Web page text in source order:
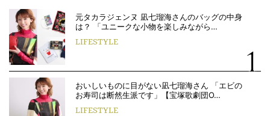
元タカラジェンヌ 凪七瑠海さんのバッグの中身
は？ 「ユニークな小物を楽しみながら…
LIFESTYLE
おいしいものに目がない凪七瑠海さん 「エビの
お寿司は断然生派です」【宝塚歌劇団O…
LIFESTYLE